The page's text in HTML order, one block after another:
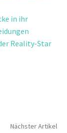
in ihr
Reality-Star
Nächster Artikel